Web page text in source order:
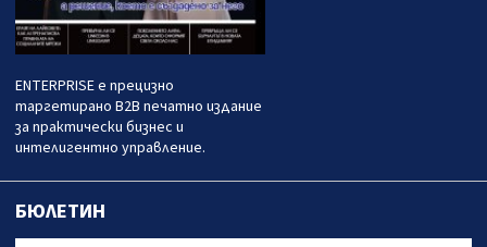
ENTERPRISE е прецизно
таргетирано B2B печатно издание
за практически бизнес и
интелигентно управление.
БЮЛЕТИН